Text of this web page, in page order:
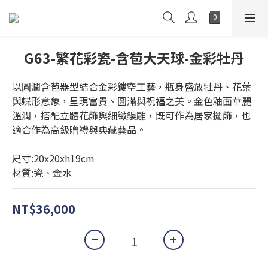
G63-繁花彩瓷-含苞大天球-金彩牡丹
以圓潤含苞器型結合金彩鏤空工藝，瓶身盛放牡丹、花葉
與蝶形意象，呈現富貴、圓滿與祝福之美。金色釉面華麗
溫潤，搭配立體花飾與細緻鏤雕，既可作為居家擺飾，也
適合作為高級贈禮與典藏藝品。
尺寸:20x20xh19cm
材質:瓷、金水
NT$36,000